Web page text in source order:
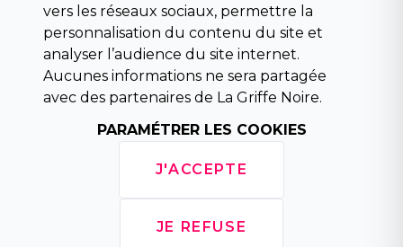
INFORMATIONS
Droit de rétractation
Conditions générales de vente
Mentions légales
Horaires d'ouverture
vers les réseaux sociaux, permettre la
personnalisation du contenu du site et
analyser l’audience du site internet.
Aucunes informations ne sera partagée
avec des partenaires de La Griffe Noire.
PARAMÉTRER LES COOKIES
J'ACCEPTE
JE REFUSE